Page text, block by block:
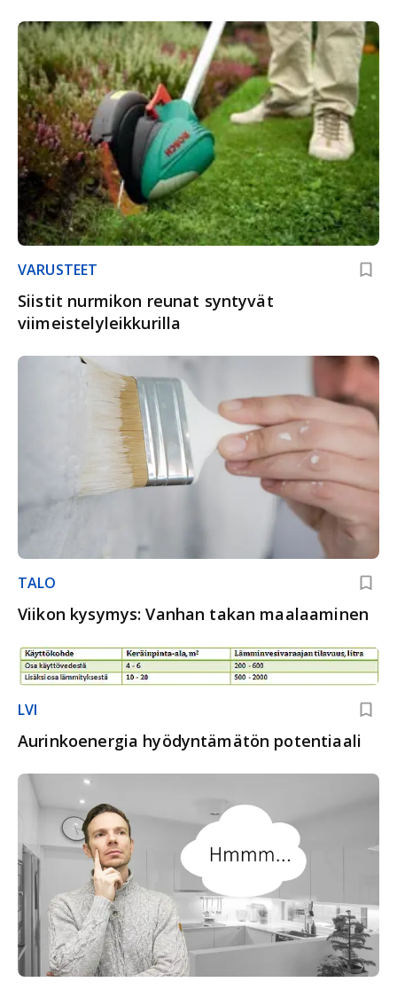
VARUSTEET
Siistit nurmikon reunat syntyvät
viimeistelyleikkurilla
TALO
Viikon kysymys: Vanhan takan maalaaminen
LVI
Aurinkoenergia hyödyntämätön potentiaali